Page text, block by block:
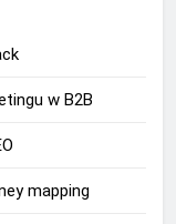
w B2B
mapping